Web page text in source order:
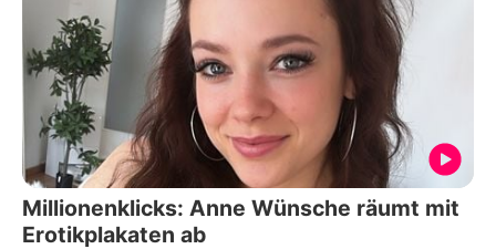
Millionenklicks: Anne Wünsche räumt mit
Erotikplakaten ab